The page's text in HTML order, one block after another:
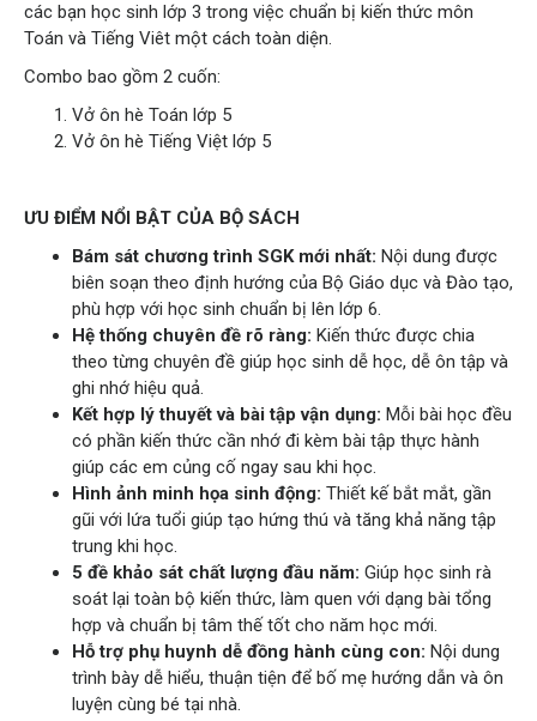
các bạn học sinh lớp 3 trong việc chuẩn bị kiến thức môn
Toán và Tiếng Viêt một cách toàn diện.
Combo bao gồm 2 cuốn:
Vở ôn hè Toán lớp 5
Vở ôn hè Tiếng Việt lớp 5
ƯU ĐIỂM NỔI BẬT CỦA BỘ SÁCH
Bám sát chương trình SGK mới nhất: Nội dung được
biên soạn theo định hướng của Bộ Giáo dục và Đào tạo,
phù hợp với học sinh chuẩn bị lên lớp 6.
Hệ thống chuyên đề rõ ràng: Kiến thức được chia
theo từng chuyên đề giúp học sinh dễ học, dễ ôn tập và
ghi nhớ hiệu quả.
Kết hợp lý thuyết và bài tập vận dụng: Mỗi bài học đều
có phần kiến thức cần nhớ đi kèm bài tập thực hành
giúp các em củng cố ngay sau khi học.
Hình ảnh minh họa sinh động: Thiết kế bắt mắt, gần
gũi với lứa tuổi giúp tạo hứng thú và tăng khả năng tập
trung khi học.
5 đề khảo sát chất lượng đầu năm: Giúp học sinh rà
soát lại toàn bộ kiến thức, làm quen với dạng bài tổng
hợp và chuẩn bị tâm thế tốt cho năm học mới.
Hỗ trợ phụ huynh dễ đồng hành cùng con: Nội dung
trình bày dễ hiểu, thuận tiện để bố mẹ hướng dẫn và ôn
luyện cùng bé tại nhà.